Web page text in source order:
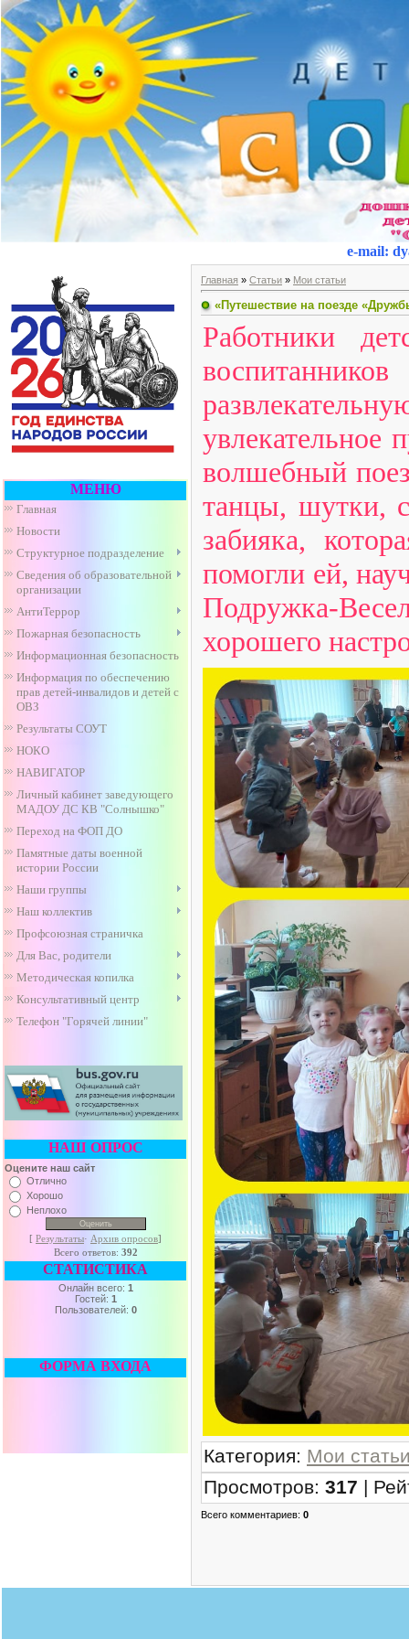
e-mail:
МЕНЮ
Главная
Новости
Структурное подразделение
Сведения об образовательной
организации
АнтиТеррор
Пожарная безопасность
Информационная безопасность
Информация по обеспечению
прав детей-инвалидов и детей с
ОВЗ
Результаты СОУТ
НОКО
НАВИГАТОР
Личный кабинет заведующего
МАДОУ ДС КВ "Солнышко"
Переход на ФОП ДО
Памятные даты военной
истории России
Наши группы
Наш коллектив
Профсоюзная страничка
Для Вас, родители
Методическая копилка
Консультативный центр
Телефон "Горячей линии"
НАШ ОПРОС
Оцените наш сайт
Отлично
Хорошо
Неплохо
[ Результаты· Архив опросов]
Всего ответов: 392
СТАТИСТИКА
Онлайн всего: 1
Гостей: 1
Пользователей: 0
ФОРМА ВХОДА
Главная » Статьи » Мои статьи
«Путешествие на поезде
Работники
увлекательное
волшебный
танцы, шутки,
забияка,
помогли ей,
Подружка-
хорошего
Категория: Мои
Просмотров: 317 |
Всего комментариев: 0